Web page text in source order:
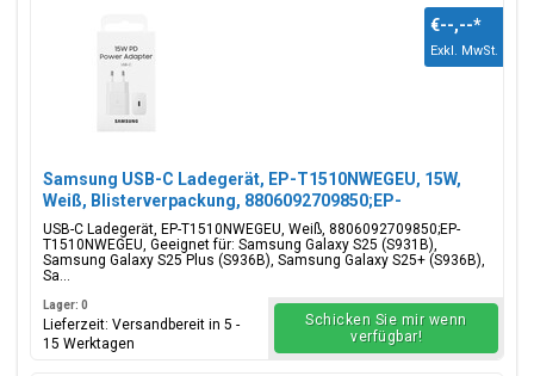
Samsung USB-C Ladegerät, EP-T1510NWEGEU, 15W,
Weiß, Blisterverpackung, 8806092709850;EP-
T1510NWEGEU
USB-C Ladegerät, EP-T1510NWEGEU, Weiß, 8806092709850;EP-
T1510NWEGEU, Geeignet für: Samsung Galaxy S25 (S931B),
Samsung Galaxy S25 Plus (S936B), Samsung Galaxy S25+ (S936B),
Sa...
€--,--*
Exkl. MwSt.
Lager: 0
Lieferzeit: Versandbereit in 5 -
15 Werktagen
Schicken Sie mir wenn
verfügbar!